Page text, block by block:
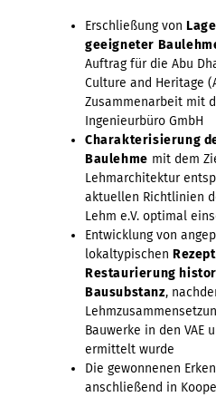
Erschließung von
geeigneter
Auftrag für die Abu
Culture and Heritage
Zusammenarbeit mit
Ingenieurbüro GmbH
Charakterisierung
Baulehme mit dem
Lehmarchitektur
aktuellen Richtlinien
Lehm e.V. optimal
Entwicklung von
lokaltypischen
Restaurierung
Bausubstanz,
Bauwerke in den VAE
ermittelt wurde
Die gewonnenen
anschließend in